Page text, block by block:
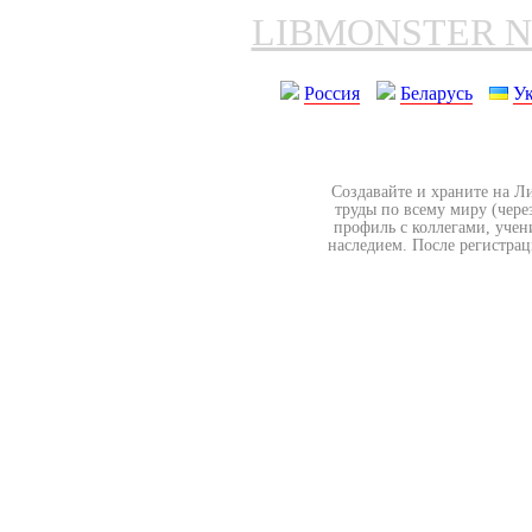
LIBMONSTER
Россия Беларусь
Создавайте и храните на
труды по всему миру
профиль с коллегами,
наследием. После